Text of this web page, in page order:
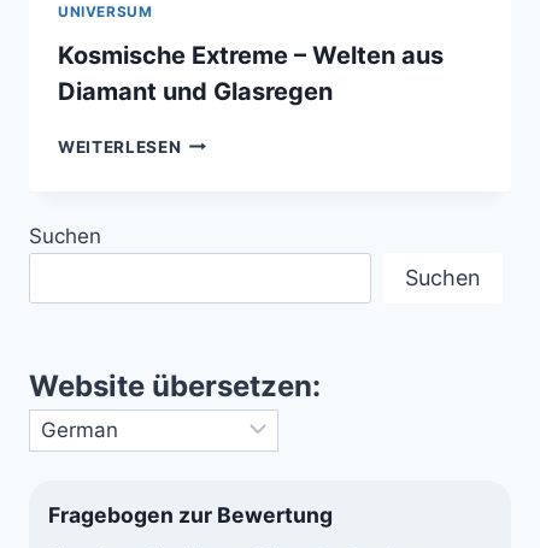
UNIVERSUM
Kosmische Extreme – Welten aus
Diamant und Glasregen
WEITERLESEN KOSMISCHE
Suchen
Suchen
Website übersetzen:
Fragebogen zur Bewertung